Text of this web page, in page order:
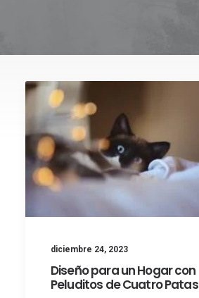
diciembre 24, 2023
Diseño para un Hogar con
Peluditos de Cuatro Patas